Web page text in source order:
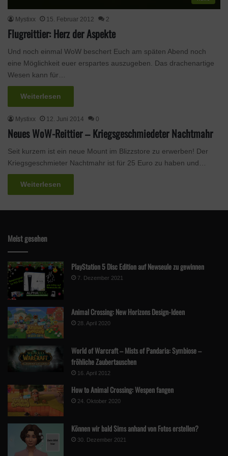
Mystixx 15. Februar 2012 2
Flugreittier: Herz der Aspekte
Und noch einmal WoW beschert Euch am späten Abend noch
eine Möglichkeit euer erspartes auszugeben. Das drachenartige
Wesen kann für…
Weiterlesen
Mystixx 12. Juni 2014 0
Neues WoW-Reittier – Kriegsgeschmiedeter Nachtmahr
Seit kurzem ist ein neue Mount im Blizzstore zu erwerben! Der
Kriegsgeschmieter Nachtmahr ist für 25 Euro zu haben und…
Weiterlesen
Meist gesehen
PlayStation 5 Disc Edition auf Newseule zu gewinnen
7. Dezember 2021
Animal Crossing: New Horizons Design-Ideen
28. April 2020
World of Warcraft – Mists of Pandaria: Symbiose –
fröhliche Zaubertauschen
16. April 2012
How to Animal Crossing: Wespen fangen
24. Oktober 2020
Können wir bald Sims anhand von Fotos erstellen?
30. Dezember 2021